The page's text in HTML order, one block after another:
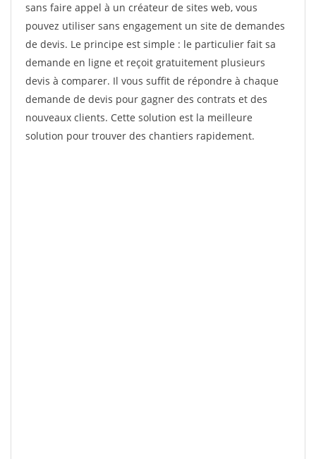
sans faire appel à un créateur de sites web, vous
pouvez utiliser sans engagement un site de demandes
de devis. Le principe est simple : le particulier fait sa
demande en ligne et reçoit gratuitement plusieurs
devis à comparer. Il vous suffit de répondre à chaque
demande de devis pour gagner des contrats et des
nouveaux clients. Cette solution est la meilleure
solution pour trouver des chantiers rapidement.